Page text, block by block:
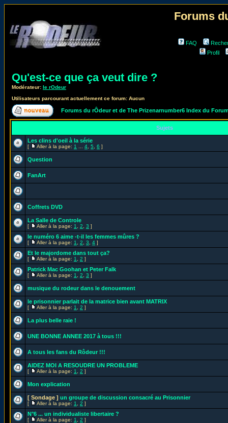
Forums
FAQ
Profil
Qu'est-ce que ça veut dire ?
Modérateur: le rOdeur
Utilisateurs parcourant actuellement ce forum: Aucun
Forums du rÔdeur et de The Prizenarnumber6 Index du
Sujets
Les clins d'oeil à la série
[ Aller à la page: 1 4 5 6 ]
Question
FanArt
Coffrets DVD
La Salle de Controle
[ Aller à la page: 1 2 3 ]
le numéro 6 aime -t-il les femmes mûres ?
[ Aller à la page: 1 2 3 4 ]
Et le majordome dans tout ça?
[ Aller à la page: 1 2 ]
Patrick Mac Goohan et Peter Falk
[ Aller à la page: 1 2 3 ]
musique du rodeur dans le denouement
le prisonnier parlait de la matrice bien avant MATRIX
[ Aller à la page: 1 2 ]
La plus belle raie !
UNE BONNE ANNEE 2017 à tous !!!
A tous les fans du Rôdeur !!!
AIDEZ MOI A RESOUDRE UN PROBLEME
[ Aller à la page: 1 2 ]
Mon explication
[ Sondage ] un groupe de discussion consacré au Prisonnier
[ Aller à la page: 1 2 ]
N°6 ... un individualiste libertaire ?
[ Aller à la page: 1 2 ]